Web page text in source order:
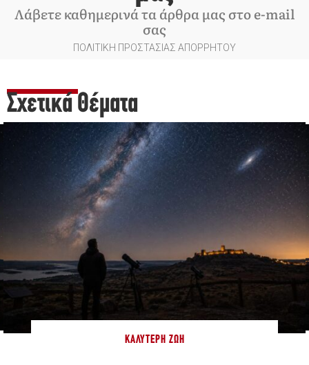
Λάβετε καθημερινά τα άρθρα μας στο e-mail
σας
ΠΟΛΙΤΙΚΗ ΠΡΟΣΤΑΣΙΑΣ ΑΠΟΡΡΗΤΟΥ
Σχετικά Θέματα
ΚΑΛΎΤΕΡΗ ΖΩΉ